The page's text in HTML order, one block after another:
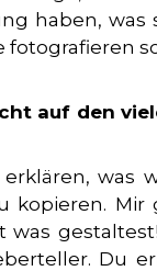
haben, was
fotografieren
auf den
was
was
Du